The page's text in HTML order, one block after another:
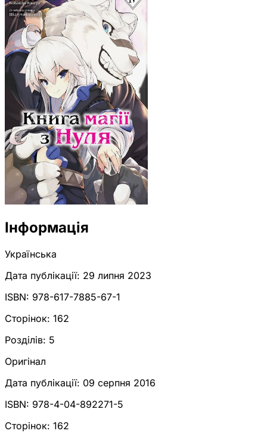
Інформація
Українська
Дата публікації: 29 липня 2023
ISBN: 978-617-7885-67-1
Сторінок: 162
Розділів: 5
Оригінал
Дата публікації: 09 серпня 2016
ISBN: 978-4-04-892271-5
Сторінок: 162